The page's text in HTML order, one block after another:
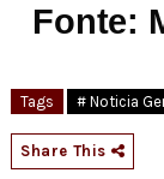
Fonte:
Tags # Noticia
Share This